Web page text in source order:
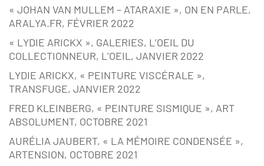
« JOHAN VAN MULLEM – ATARAXIE », ON EN PARLE,
ARALYA.FR, FÉVRIER 2022
« LYDIE ARICKX », GALERIES, L’OEIL DU
COLLECTIONNEUR, L’OEIL, JANVIER 2022
LYDIE ARICKX, « PEINTURE VISCÉRALE »,
TRANSFUGE, JANVIER 2022
FRED KLEINBERG, « PEINTURE SISMIQUE », ART
ABSOLUMENT, OCTOBRE 2021
AURÉLIA JAUBERT, « LA MÉMOIRE CONDENSÉE »,
ARTENSION, OCTOBRE 2021